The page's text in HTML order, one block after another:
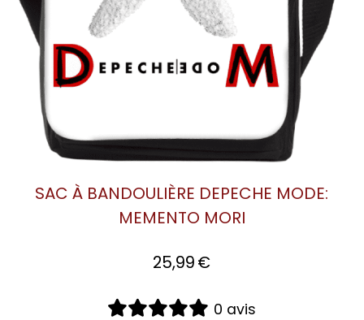
SAC À BANDOULIÈRE DEPECHE MODE:
MEMENTO MORI
25,99€
0 avis